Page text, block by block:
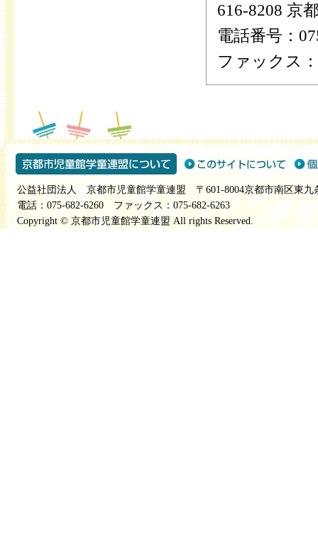
616-8208 京
電話番号：
ファックス
公益社団法人 京都市児童館学童連盟 〒601-8004京都市南区東九
電話：075-682-6260 ファックス：075-682-6263
Copyright © 京都市児童館学童連盟 All rights Reserved.